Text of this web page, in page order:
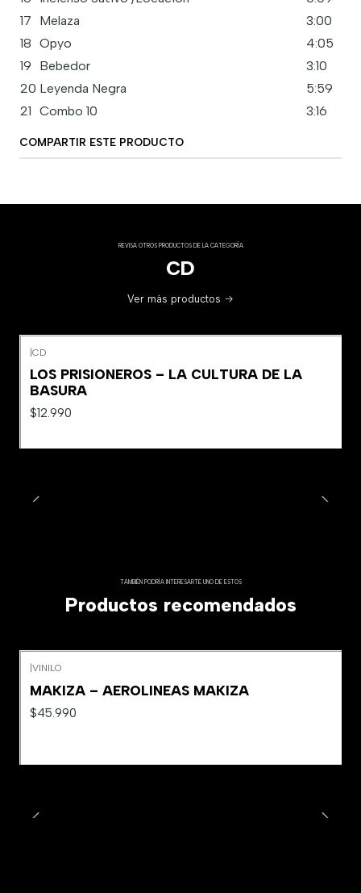
17
Melaza
3:00
18 Opyo
4:05
19
Bebedor
3:10
20 Leyenda Negra
5:59
21 Combo 10 3:16
COMPARTIR ESTE PRODUCTO
REVISA OTROS PRODUCTOS DE LA CATEGORÍA
CD
Ver más productos
CD
LOS PRISIONEROS – LA CULTURA DE LA
BASURA
$12.990
TAMBIÉN PODRÍA INTERESARTE UNO DE ESTOS
Productos recomendados
VINILO
MAKIZA – AEROLINEAS MAKIZA
$45.990